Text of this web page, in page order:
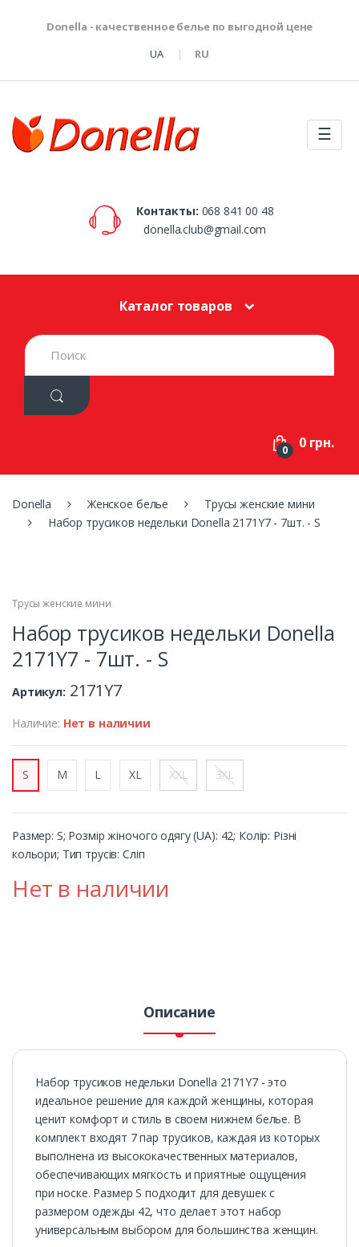
Donella - качественное белье по выгодной цене
UA
RU
☰
Контакты: 068 841 00 48
donella.club@gmail.com
Каталог товаров
S
e
h
:
0 0 грн.
Donella Женское белье
Трусы женские мини
Набор трусиков недельки Donella 2171Y7 - 7шт. - S
Трусы женские мини
Набор трусиков недельки Donella
2171Y7 - 7шт. - S
Артикул: 2171Y7
Наличие: Нет в наличии
S M L XL XXL 3XL
Размер: S; Розмір жіночого одягу (UA): 42; Колір: Різні
кольори; Тип трусів: Сліп
Нет в наличии
Описание
Набор трусиков недельки Donella 2171Y7 - это
идеальное решение для каждой женщины, которая
ценит комфорт и стиль в своем нижнем белье. В
комплект входят 7 пар трусиков, каждая из которых
выполнена из высококачественных материалов,
обеспечивающих мягкость и приятные ощущения
при носке. Размер S подходит для девушек с
размером одежды 42, что делает этот набор
универсальным выбором для большинства женщин.